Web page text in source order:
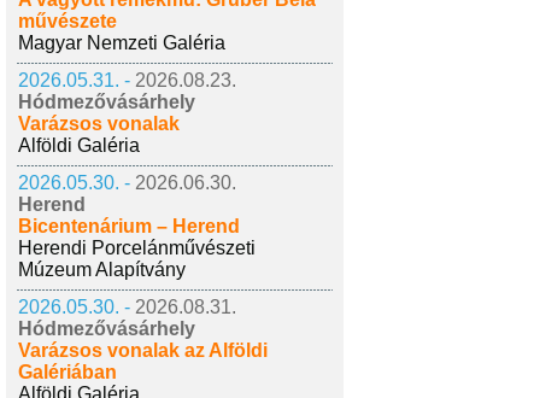
művészete
Magyar Nemzeti Galéria
2026.05.31. - 2026.08.23.
Hódmezővásárhely
Varázsos vonalak
Alföldi Galéria
2026.05.30. - 2026.06.30.
Herend
Bicentenárium – Herend
Herendi Porcelánművészeti
Múzeum Alapítvány
2026.05.30. - 2026.08.31.
Hódmezővásárhely
Varázsos vonalak az Alföldi
Galériában
Alföldi Galéria